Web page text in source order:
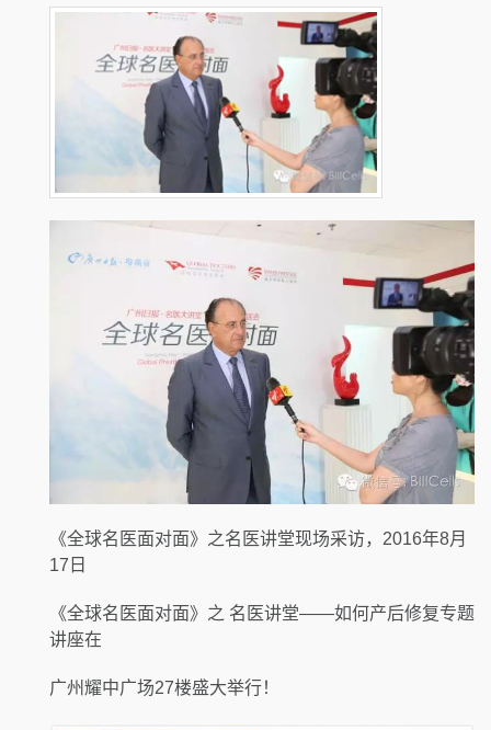
《全球名医面对面》之名医讲堂现场采访，2016年8月
17日
《全球名医面对面》之 名医讲堂——如何产后修复专题
讲座在
广州耀中广场27楼盛大举行！